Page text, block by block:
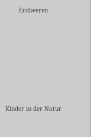
Erdbeeren
Kinder in der Natur